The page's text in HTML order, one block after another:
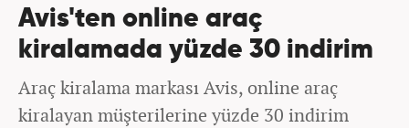
Avis'ten online araç
kiralamada yüzde 30 indirim
Araç kiralama markası Avis, online araç
kiralayan müşterilerine yüzde 30 indirim